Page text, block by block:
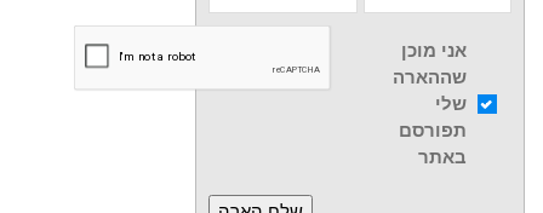
אני מוכן
שההארה
שלי
תפורסם
באתר